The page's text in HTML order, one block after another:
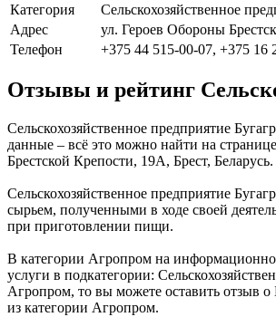
Категория
Сельскохозяйственное
Адрес
ул. Героев Обороны
Телефон
+375 44 515-00-07, +375 16
Отзывы и рейтинг
Сельскохозяйственное предприятие
данные – всё это можно найти на
Брестской Крепости, 19А, Брест, Беларусь.
Сельскохозяйственное предприятие
сырьем, полученными в ходе своей
при приготовлении пищи.
В категории Агропром на
услуги в подкатегории:
Агропром, то вы можете оставить отзыв
из категории Агропром.